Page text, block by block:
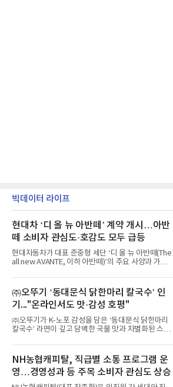
빅데이터 라이프
현대차 ‘디 올 뉴 아반떼’ 계약 개시…아반
떼 소비자 관심도·호감도 모두 급등
현대자동차가 대표 준중형 세단 ‘디 올 뉴 아반떼(The
all new AVANTE, 이하 아반떼)’의 주요 사양과 가격
떼는 6년 만에 선보이는 8세대 완전변경 모델로, ▲정
교한 선과 면을 중심으로 완성한 파격적인 디자인 ▲
과거 중형 세단 수준으로 확대된 차체 제원 ▲글로벌
최고 수준의 안전성 ▲성능과 효율을 동시에 높인 주
행 완성도 ▲첨단 편의 및 디지털 사양 적용 등을 통해
글로벌 준중형 세단의 새로운 기준을 세웠다.아반떼
는 가솔린 2.0과 1.6 하이브리드 두 가지 파워트레인
넘
㈜오뚜기 ‘동대문식 닭한마리 칼국수’ 인
기..."온라인서도 맛·감성 호평"
㈜오뚜기가 K-노포 감성을 담은 ‘동대문식 닭한마리
칼국수’ 라면이 깊고 담백한 국물 맛과 차별화된 스토
혔다.‘동대문식 닭한마리 칼국수’는 예상을 뛰어넘는
소비자 호응에 힘입어 지난 7월 13일 첫 선을 보인 지
단 18일 만에 누적 판매량 50만 개를 돌파하는 성과를
거두었다.이번 신제품은 개발진이 전국의 닭한마리
전문점을 직접 찾아 다니며 최적의 육수 비율을 완성
NH농협캐피탈, 직급별 소통 프로그램 운
영…경영성과 등 주목 소비자 관심도 상승